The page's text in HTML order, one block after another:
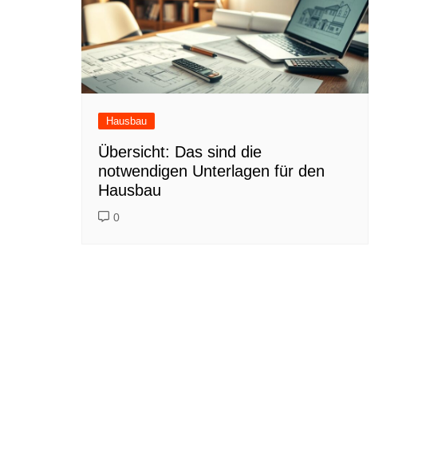
Hausbau
Übersicht: Das sind die
notwendigen Unterlagen für den
Hausbau
0